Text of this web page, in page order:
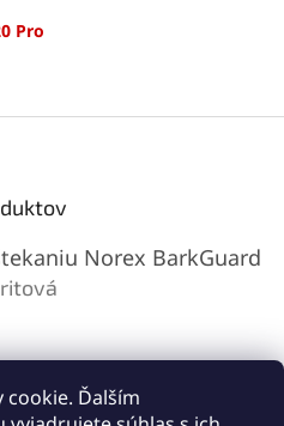
Ďalším
Pro
Norex BarkGuard
je 5 z 5 hviezdičiek.